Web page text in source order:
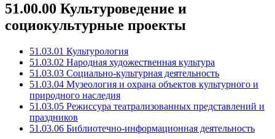
51.00.00 Культуроведение и
социокультурные проекты
51.03.01 Культурология
51.03.02 Народная художественная культура
51.03.03 Социально-культурная деятельность
51.03.04 Музеология и охрана объектов культурного и
природного наследия
51.03.05 Режиссура театрализованных представлений и
праздников
51.03.06 Библиотечно-информационная деятельность